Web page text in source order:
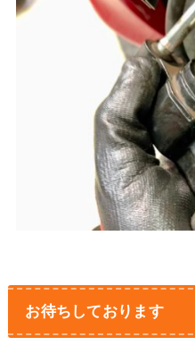
お待ちしております